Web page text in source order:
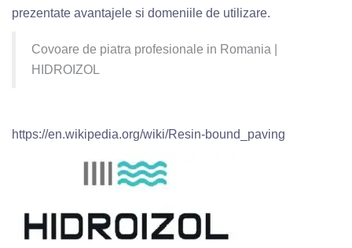
prezentate avantajele si domeniile de utilizare.
Covoare de piatra profesionale in Romania |
HIDROIZOL
https://en.wikipedia.org/wiki/Resin-bound_paving